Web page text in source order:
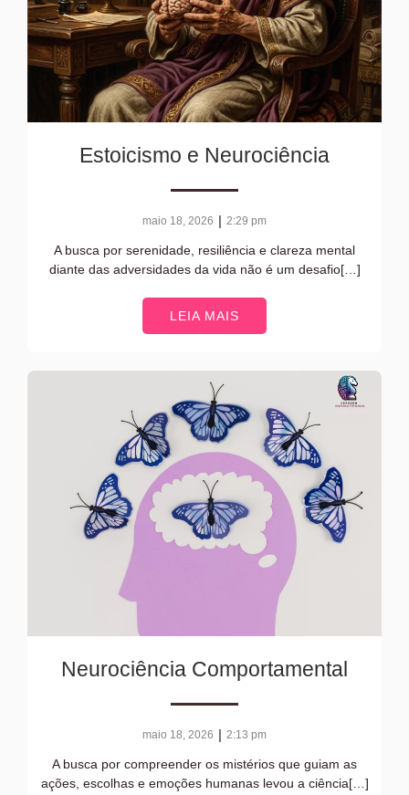
Estoicismo e Neurociência
maio 18, 2026 | 2:29 pm
A busca por serenidade, resiliência e clareza mental
diante das adversidades da vida não é um desafio[…]
LEIA MAIS
Neurociência Comportamental
maio 18, 2026 | 2:13 pm
A busca por compreender os mistérios que guiam as
ações, escolhas e emoções humanas levou a ciência[…]